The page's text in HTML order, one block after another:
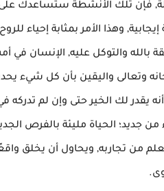
فإن تلك الأنشطة ستساعدك على
وهذا الأمر بمثابة إحياء
بالله والتوكل عليه, الإنسان في
وتعالى واليقين بأن كل شيء
يقدر لك الخير حتى وإن لم تدركه
من جديد؛ الحياة مليئة بالفرص
من تجاربه, ويحاول أن يخلق